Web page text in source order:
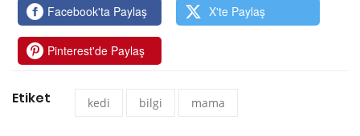
Facebook'ta Paylaş
X'te Paylaş
Pinterest'de Paylaş
Etiket kedi bilgi mama